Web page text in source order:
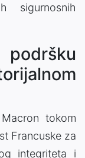
sigurnosnih
tokom
Francuske za
integriteta i